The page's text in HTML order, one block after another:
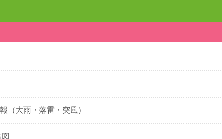
（大雨・落雷・突風）